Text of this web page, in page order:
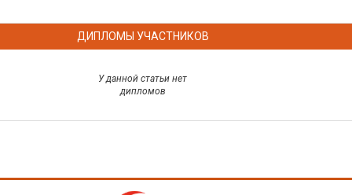
ДИПЛОМЫ УЧАСТНИКОВ
У данной статьи нет
дипломов